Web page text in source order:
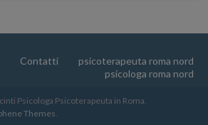
Contatti
psicoterapeuta roma nord
psicologa roma nord
Psicologa Psicoterapeuta in Roma.
Themes.